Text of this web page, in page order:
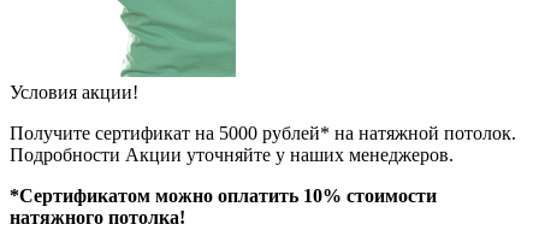
Условия акции!
Получите сертификат на 5000 рублей* на натяжной потолок.
Подробности Акции уточняйте у наших менеджеров.
*Сертификатом можно оплатить 10% стоимости
натяжного потолка!